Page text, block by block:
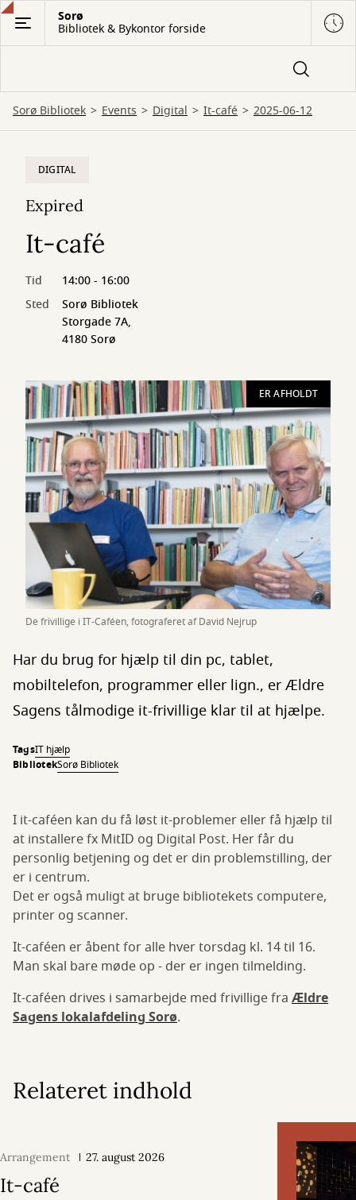
Gå
hovedindhold
Sorø
Bibliotek & Bykontor forside
Sorø Bibliotek Events Digital It-café 2025-06-12
ER AFHOLDT
De frivillige i IT-Caféen, fotograferet af David Nejrup
DIGITAL
Expired
It-café
Tid
14:00 - 16:00
Sted
Sorø Bibliotek
Storgade 7A,
4180 Sorø
Har du brug for hjælp til din pc, tablet,
mobiltelefon, programmer eller lign., er Ældre
Sagens tålmodige it-frivillige klar til at hjælpe.
TagsIT hjælp
BibliotekSorø Bibliotek
I it-caféen kan du få løst it-problemer eller få hjælp til
at installere fx MitID og Digital Post. Her får du
personlig betjening og det er din problemstilling, der
er i centrum.
Det er også muligt at bruge bibliotekets computere,
printer og scanner.
It-caféen er åbent for alle hver torsdag kl. 14 til 16.
Man skal bare møde op - der er ingen tilmelding.
It-caféen drives i samarbejde med frivillige fra Ældre
Sagens lokalafdeling Sorø.
Relateret indhold
Arrangement 27. august 2026
It-café